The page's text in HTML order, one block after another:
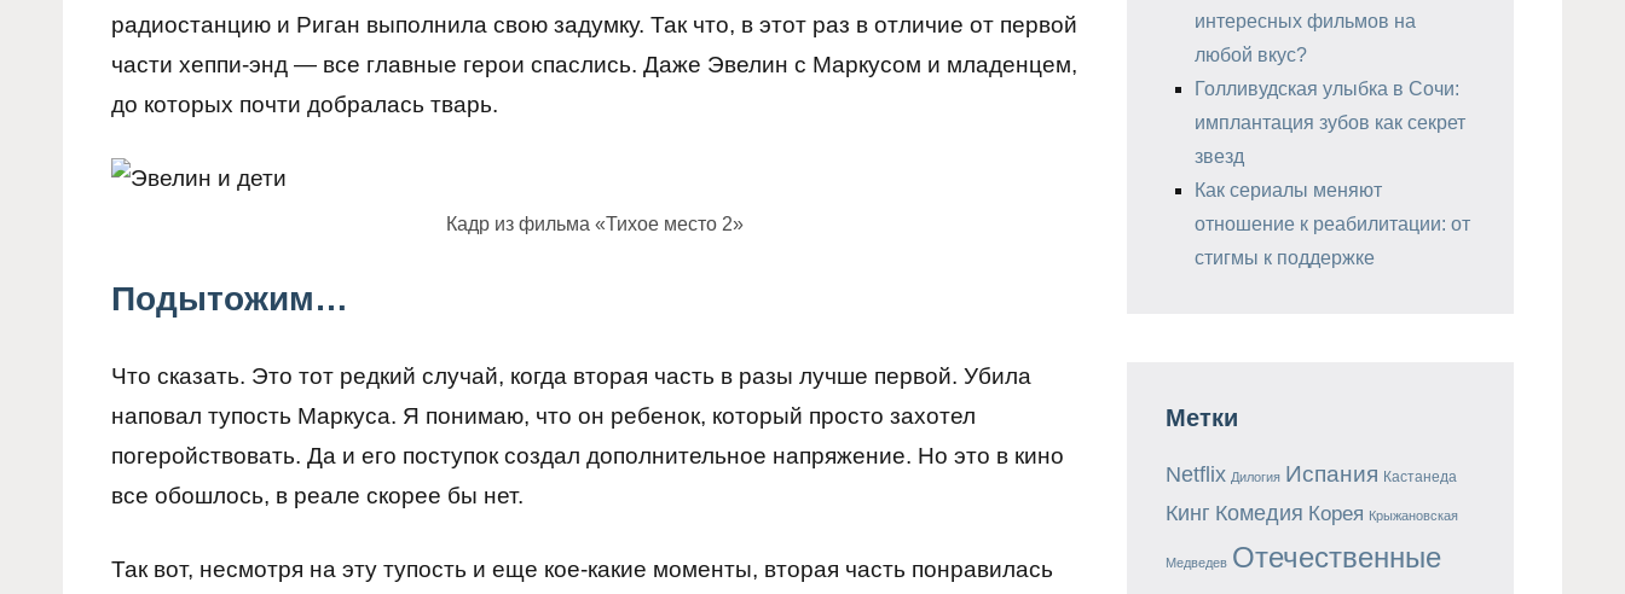
радиостанцию и Риган выполнила свою задумку. Так что, в этот раз в отличие от первой
части хеппи-энд — все главные герои спаслись. Даже Эвелин с Маркусом и младенцем,
до которых почти добралась тварь.
Кадр из фильма «Тихое место 2»
Подытожим…
Что сказать. Это тот редкий случай, когда вторая часть в разы лучше первой. Убила
наповал тупость Маркуса. Я понимаю, что он ребенок, который просто захотел
погеройствовать. Да и его поступок создал дополнительное напряжение. Но это в кино
все обошлось, в реале скорее бы нет.
Так вот, несмотря на эту тупость и еще кое-какие моменты, вторая часть понравилась
интересных фильмов на
любой вкус?
Голливудская улыбка в Сочи:
имплантация зубов как секрет
звезд
Как сериалы меняют
отношение к реабилитации: от
стигмы к поддержке
Метки
Netflix Дилогия Испания Кастанеда
Кинг Комедия Корея Крыжановская
Медведев Отечественные